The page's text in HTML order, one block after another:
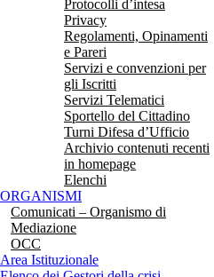
Protocolli d’intesa
Privacy
Regolamenti, Opinamenti
e Pareri
Servizi e convenzioni per
gli Iscritti
Servizi Telematici
Sportello del Cittadino
Turni Difesa d’Ufficio
Archivio contenuti recenti
in homepage
Elenchi
ORGANISMI
Comunicati – Organismo di
Mediazione
OCC
Area Istituzionale